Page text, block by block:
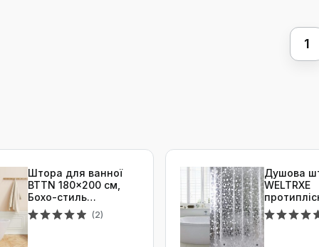
1
Штора для ванної
BTTN 180x200 см,
Бохо-стиль
Farmhouse,
водовідштовхуюльн
а тканина з
(2)
Душова
WELTRXE
183x200